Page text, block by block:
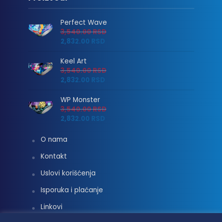
Perfect Wave
3,540.00RSD
2,832.00 RSD
Keel Art
3,540.00RSD
2,832.00 RSD
WP Monster
3,540.00RSD
2,832.00 RSD
O nama
Kontakt
Uslovi korišćenja
Isporuka i plaćanje
Linkovi